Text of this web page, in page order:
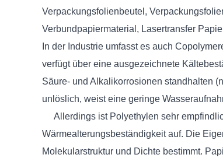
Verpackungsfolienbeutel,
Verbundpapiermaterial, Lasertransfer
In der Industrie umfasst es auch
verfügt über eine ausgezeichnete
Säure- und Alkalikorrosionen standhalten
unlöslich, weist eine geringe
Allerdings ist Polyethylen sehr
Wärmealterungsbeständigkeit auf. Die
Molekularstruktur und Dichte bestimmt.